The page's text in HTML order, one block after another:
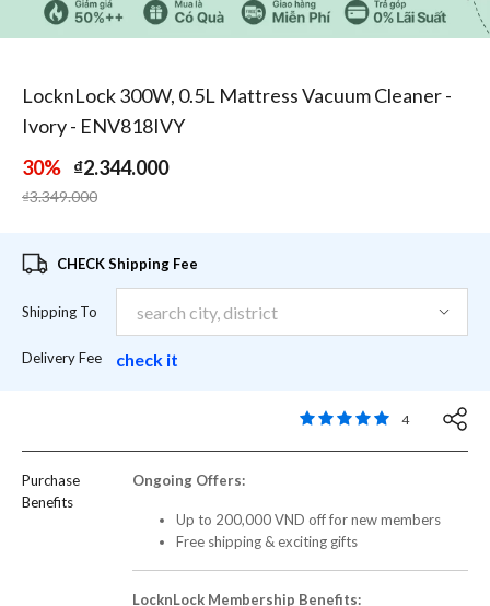
/7
LocknLock 300W, 0.5L Mattress Vacuum Cleaner -
Ivory - ENV818IVY
30% ₫2.344.000
Price reduced from
₫3.349.000to
CHECK Shipping Fee
Shipping To
Delivery Fee check it
5 out of 5 Customer
4
Purchase
Benefits
Ongoing Offers:
Up to 200,000 VND off for new members
Free shipping & exciting gifts
LocknLock Membership Benefits: